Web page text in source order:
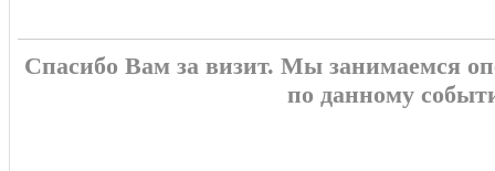
Шварёв Артём
ВТОРОЙ ПЕРИОД0:2
Удаление - 2 мин Гальченюк
Спасибо Вам за визит. Мы занимаемся
по данному